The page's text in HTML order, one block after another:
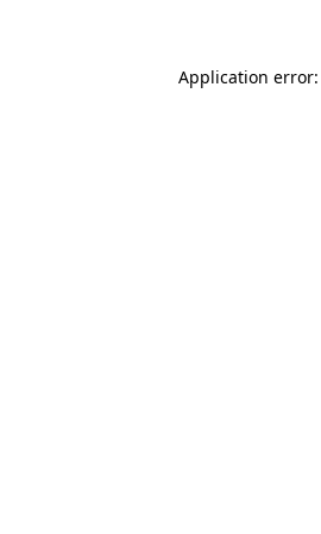
Application